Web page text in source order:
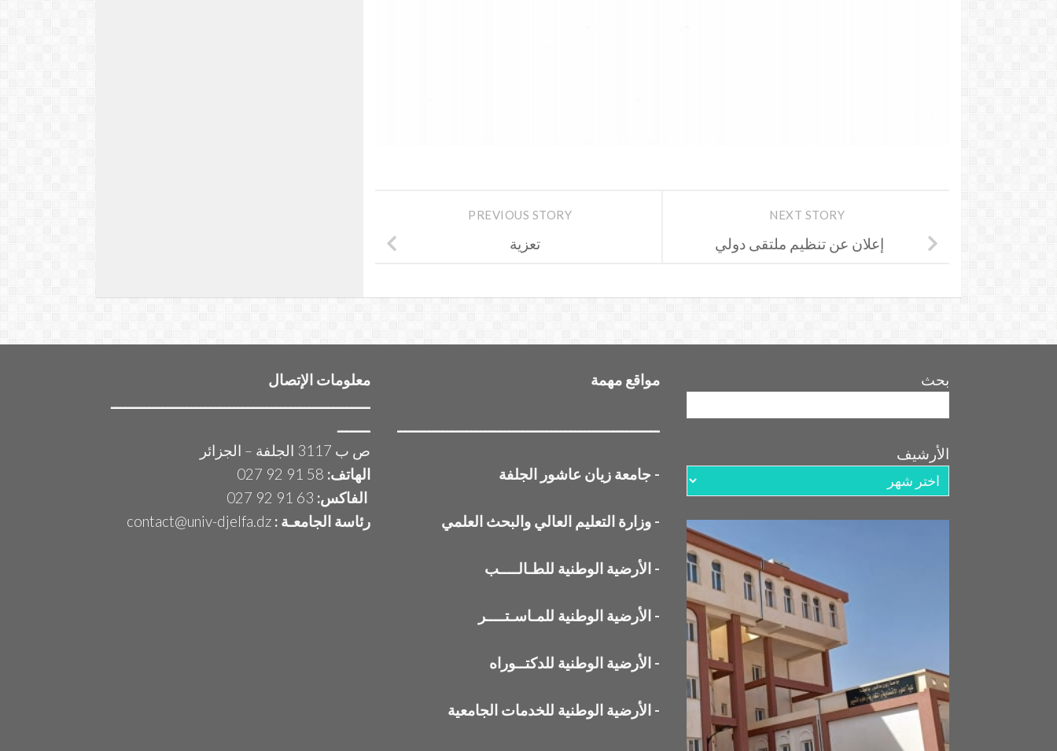
NEXT STORY
إعلان عن تنظيم ملتقى دولي
PREVIOUS STORY
تعزية
معلومات الإتصال
ـــــــــــــــــــــــــــــــــــــــــــــــــــــــ
ـــــــ
ص ب 3117 الجلفة – الجزائر
الهاتف:
الفاكس:
رئاسة الجامعـة : contact@univ-djelfa.dz
مواقع مهمة
ــــــــــــــــــــــــــــــــــــــــــــــــــــــــــــــ
- جامعة زيان عاشور الجلفة
-وزارة التعليم العالي والبحث العلمي
-الأرضية الوطنية للطـالــــب
-الأرضية الوطنية للمـاسـتــــر
-الأرضية الوطنية للدكتــوراه
-الأرضية الوطنية للخدمات الجامعية
بحث
الأرشيف